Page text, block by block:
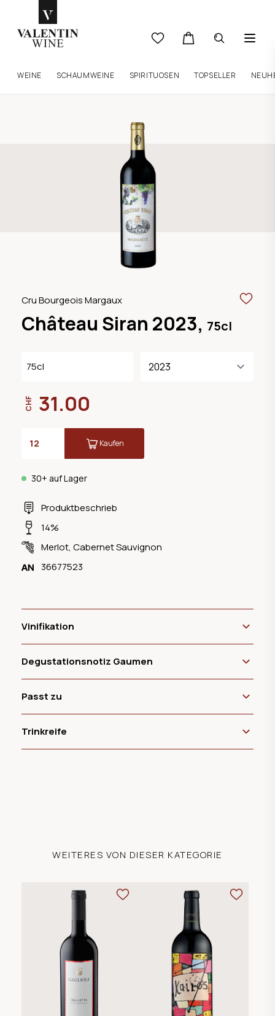
WEINE SCHAUMWEINE SPIRITUOSEN TOPSELLER
Cru Bourgeois Margaux
Château Siran 2023, 75cl
Produktbeschrieb
14%
Merlot, Cabernet Sauvignon
36677523
75cl
30+ auf Lager
CHF 31.00
Kaufen
Vinifikation
Degustationsnotiz Gaumen
Passt zu
Trinkreife
WEITERES VON DIESER KATEGORIE